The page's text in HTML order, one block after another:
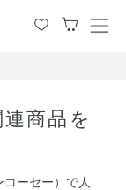
メ
商品を
ーセー）で人